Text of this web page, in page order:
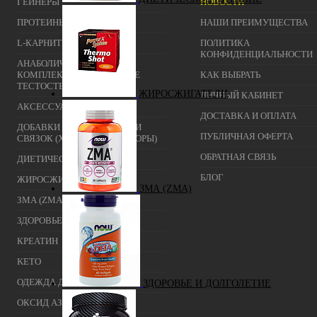
ЖИРОСЖИГАТЕЛИ
ЗМА (ZMA)
ЗДОРОВЬЕ И ДОЛГОЛЕТИЕ
ПРОТЕИНЫ
L-КАРНИТИН
АНАБОЛИЧЕСКИЕ
КОМПЛЕКСЫ(ПОВЫШЕНИЕ
ТЕСТОСТЕРОНА)
АКСЕССУАРЫ
ДОБАВКИ ДЛЯ СУСТАВОВ И
СВЯЗОК (ХОНДРОПРОТЕКТОРЫ)
ДИЕТИЧЕСКОЕ ПИТАНИЕ
ЖИРОСЖИГАТЕЛИ
ЗМА (ZMA)
ЗДОРОВЬЕ И ДОЛГОЛЕТИЕ
КРЕАТИН
KETO
ОДЕЖДА ДЛЯ ТРЕНИРОВОК
ОКСИД АЗОТА (NO, AAKG)
НАШИ ПРЕИМУЩЕСТВА
ПОЛИТИКА
КОНФИДЕНЦИАЛЬНОСТИ
КАК ВЫБРАТЬ
ЛИЧНЫЙ КАБИНЕТ
ДОСТАВКА И ОПЛАТА
ПУБЛИЧНАЯ ОФЕРТА
ОБРАТНАЯ СВЯЗЬ
БЛОГ